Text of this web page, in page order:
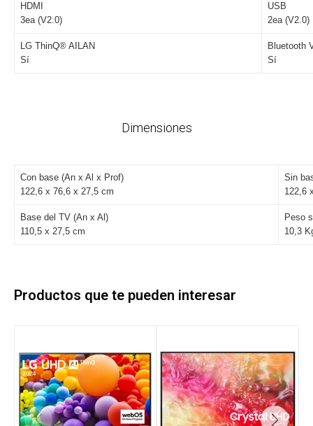
HDMI
3ea (V2.0)
USB
2ea (V2.0)
LG ThinQ® AILAN
Sí
Bluetooth
Sí
Dimensiones
Con base (An x Al x Prof)
122,6 x 76,6 x 27,5 cm
Sin
122,6
Base del TV (An x Al)
110,5 x 27,5 cm
Peso
10,3
Productos que te pueden interesar